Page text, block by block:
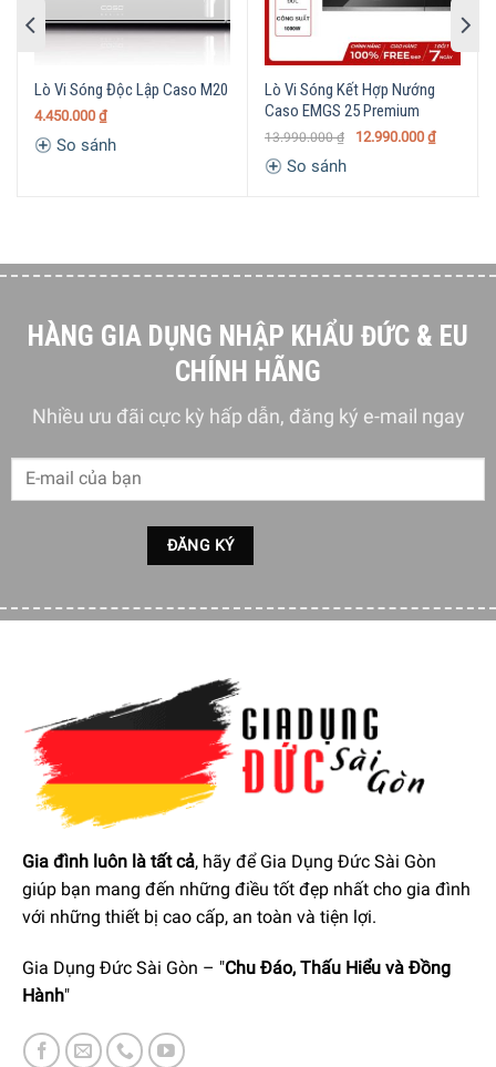
5/5 - (1 bình chọn)
Lò Vi Sóng Độc Lập Caso M20
4.450.000 ₫
So sánh
Lò Vi Sóng Kết Hợp Nướng
Caso EMGS 25 Premium
13.990.000₫ 12.990.000 ₫
So sánh
HÀNG GIA DỤNG NHẬP KHẨU ĐỨC & EU
CHÍNH HÃNG
Nhiều ưu đãi cực kỳ hấp dẫn, đăng ký e-mail ngay
Gia đình luôn là tất cả, hãy để Gia Dụng Đức Sài Gòn
giúp bạn mang đến những điều tốt đẹp nhất cho gia đình
với những thiết bị cao cấp, an toàn và tiện lợi.
Gia Dụng Đức Sài Gòn – "Chu Đáo, Thấu Hiểu và Đồng
Hành"